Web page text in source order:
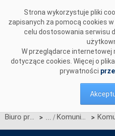
Strona wykorzystuje pliki
zapisanych za pomocą cookies
celu dostosowania serwisu
W przeglądarce
dotyczące cookies. Więcej o
prywatności
Biuro prasowe > Komunikaty OSP >